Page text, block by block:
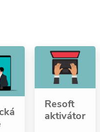
Resoft
aktivátor